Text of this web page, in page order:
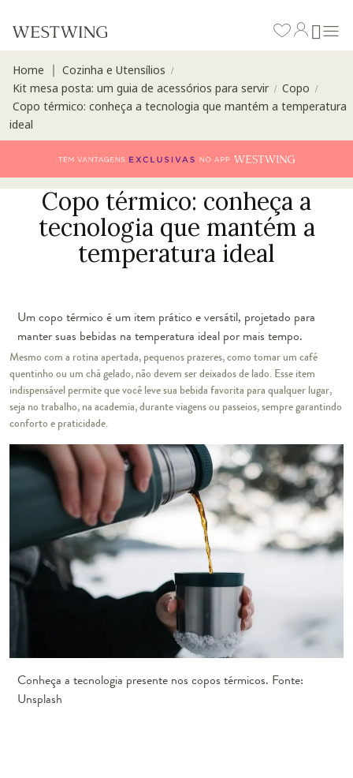
Home Cozinha e Utensílios /
Kit mesa posta: um guia de acessórios para servir / Copo /
Copo térmico: conheça a tecnologia que mantém a temperatura
ideal
Copo térmico: conheça a
tecnologia que mantém a
temperatura ideal
Um copo térmico é um item prático e versátil, projetado para
manter suas bebidas na temperatura ideal por mais tempo.
Mesmo com a rotina apertada, pequenos prazeres, como tomar um café
quentinho ou um chá gelado, não devem ser deixados de lado. Esse item
indispensável permite que você leve sua bebida favorita para qualquer lugar,
seja no trabalho, na academia, durante viagens ou passeios, sempre garantindo
conforto e praticidade.
Conheça a tecnologia presente nos copos térmicos. Fonte:
Unsplash